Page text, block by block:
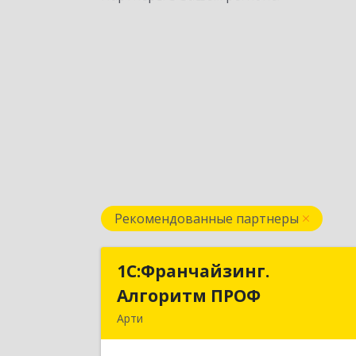
Рекомендованные партнеры
1С:Франчайзинг.
Алгоритм ПРОФ
Арти
1С:Франчайзинг.
Алгоритм ПРОФ